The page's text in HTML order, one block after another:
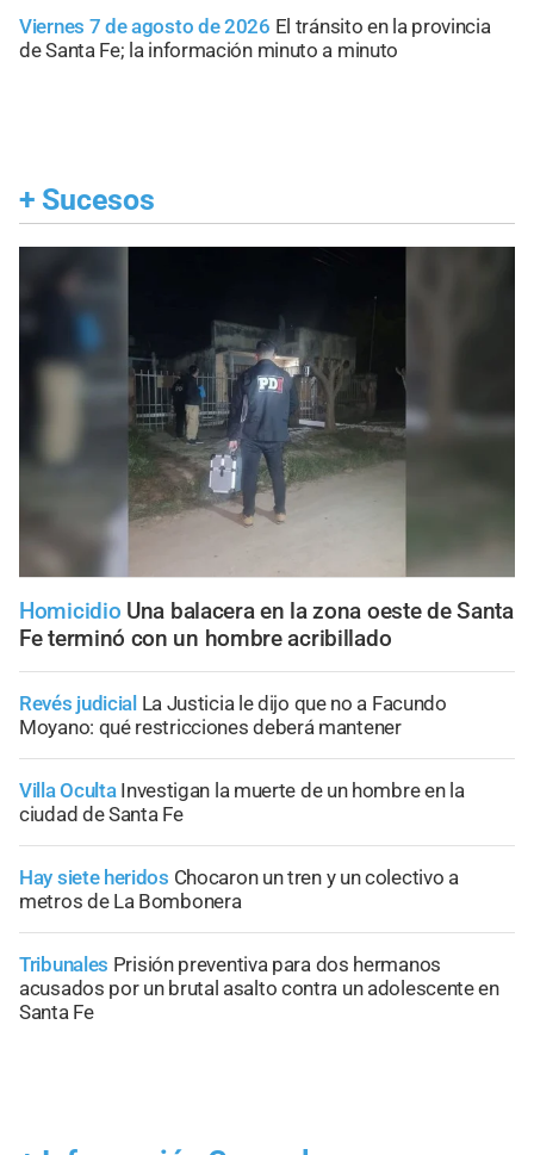
Viernes 7 de agosto de 2026 El tránsito en la provincia
de Santa Fe; la información minuto a minuto
+ Sucesos
Homicidio Una balacera en la zona oeste de Santa
Fe terminó con un hombre acribillado
Revés judicial La Justicia le dijo que no a Facundo
Moyano: qué restricciones deberá mantener
Villa Oculta Investigan la muerte de un hombre en la
ciudad de Santa Fe
Hay siete heridos Chocaron un tren y un colectivo a
metros de La Bombonera
Tribunales Prisión preventiva para dos hermanos
acusados por un brutal asalto contra un adolescente en
Santa Fe